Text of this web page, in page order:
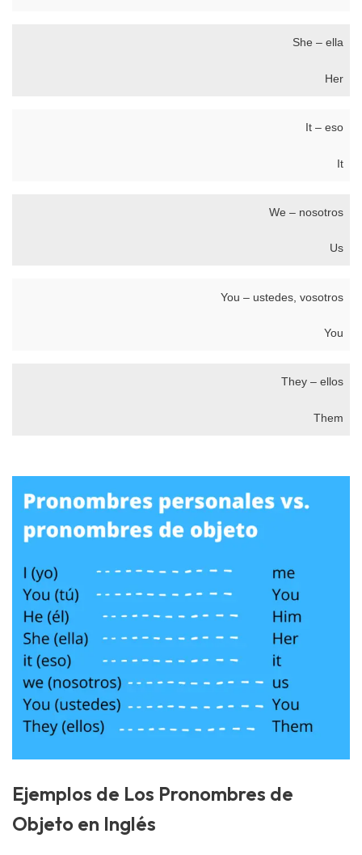
She – ella
Her
It – eso
It
We – nosotros
Us
You – ustedes, vosotros
You
They – ellos
Them
Ejemplos de Los Pronombres de
Objeto en Inglés